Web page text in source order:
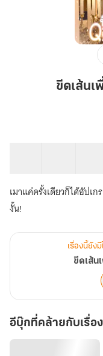
เพื่อน
ขีดเส้น
เมาแค่ครั้งเดียวก็ได้อัปเก
งั้น!
เรื่องนี้ยัง
ขีดเส้
อีบุ๊กที่คล้ายกับเรื่อ